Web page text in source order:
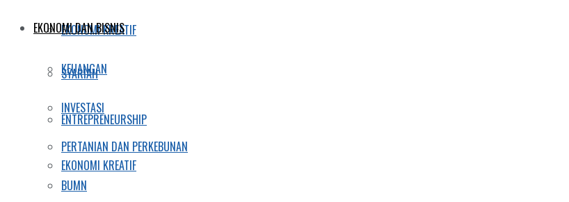
EKONOMI KREATIF
KEUANGAN
INVESTASI
PERTANIAN DAN PERKEBUNAN
BUMN
EKONOMI DAN BISNIS
SYARIAH
ENTREPRENEURSHIP
EKONOMI KREATIF